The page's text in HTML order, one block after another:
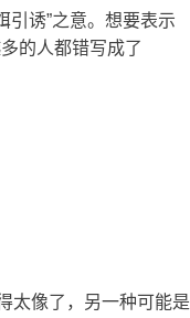
引诱”之意。想要表示
的人都错写成了
太像了，另一种可能是